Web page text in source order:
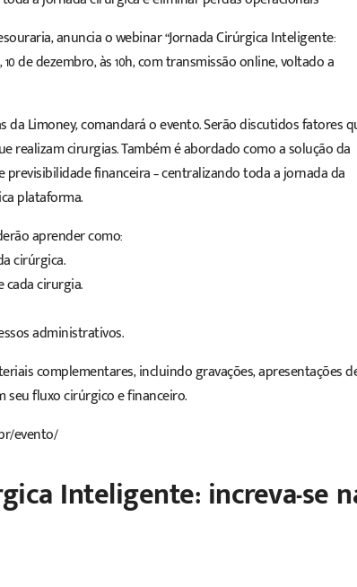
anuncia o webinar “Jornada Cirúrgica Inteligente:
de dezembro, às 10h, com transmissão online, voltado a
Limoney, comandará o evento. Serão discutidos fatores
realizam cirurgias. Também é abordado como a solução da
financeira – centralizando toda a jornada da
plataforma.
aprender como:
cirúrgica.
cirurgia.
administrativos.
complementares, incluindo gravações, apresentações
seu fluxo cirúrgico e financeiro.
evento/
Inteligente: increva-se